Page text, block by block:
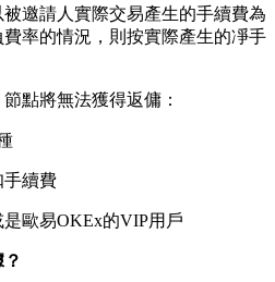
邀請人實際交易產生的手續費為
率的情況，則按實際產生的凈手
點將無法獲得返傭：
手續費
歐易OKEx的VIP用戶